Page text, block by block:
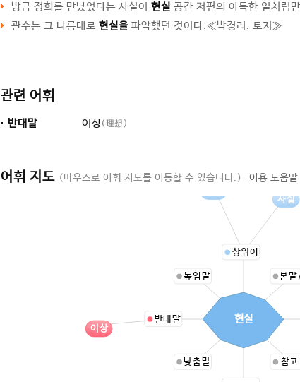
방금 정희를 만났었다는 사실이 현실 공간 저편의 아득한 일처
관수는 그 나름대로 현실을 파악했던 것이다.≪박경리, 토지≫
관련 어휘
반대말 이상(理想)
어휘 지도 (마우스로 어휘 지도를 이동할 수 있습니다.) 이용 도움말
사실
상위어
본
참고
낮춤말
이상
반대말
높임말
현실